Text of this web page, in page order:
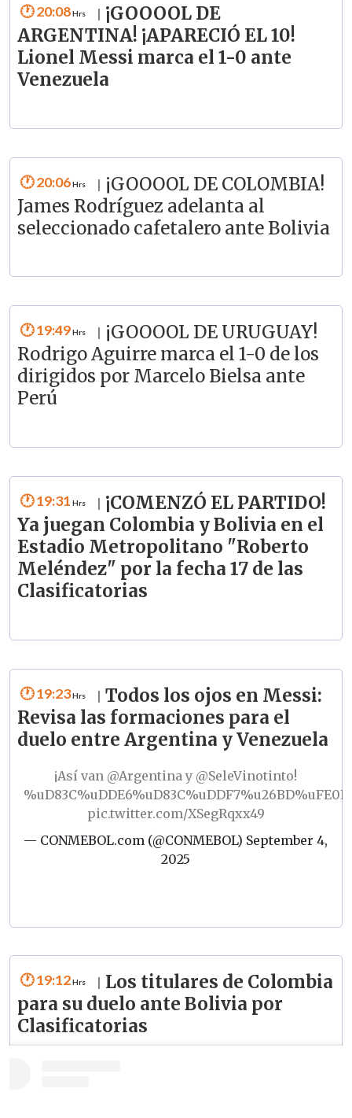
20:08
¡GOOOOL DE
ARGENTINA! ¡APARECIÓ EL 10!
Lionel Messi marca el 1-0 ante
Venezuela
20:06
¡GOOOOL DE COLOMBIA!
James Rodríguez adelanta al
seleccionado cafetalero ante Bolivia
19:49
¡GOOOOL DE URUGUAY!
Rodrigo Aguirre marca el 1-0 de los
dirigidos por Marcelo Bielsa ante
Perú
19:31
¡COMENZÓ EL PARTIDO!
Ya juegan Colombia y Bolivia en el
Estadio Metropolitano "Roberto
Meléndez" por la fecha 17 de las
Clasificatorias
19:23
Todos los ojos en Messi:
Revisa las formaciones para el
duelo entre Argentina y Venezuela
¡Así van @Argentina y @SeleVinotinto!
pic.twitter.com/XSegRqxx49
— CONMEBOL.com (@CONMEBOL) September 4,
2025
19:12
Los titulares de Colombia
para su duelo ante Bolivia por
Clasificatorias